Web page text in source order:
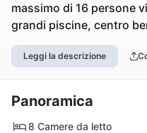
massimo di 16 persone
grandi piscine, centro
Leggi la descrizione
Panoramica
8 Camere da letto